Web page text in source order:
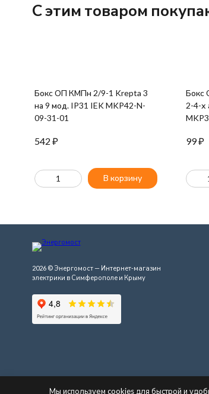
C этим товаром
Бокс ОП КМПн 2/9-1 Krepta 3
на 9 мод. IP31 IEK MKP42-N-
09-31-01
542 ₽
В корзину
Бокс
2-4-х
99₽
2026 © Энергомост — Интернет-магазин
электрики в Симферополе и Крыму
Мы используем cookies для быстрой и